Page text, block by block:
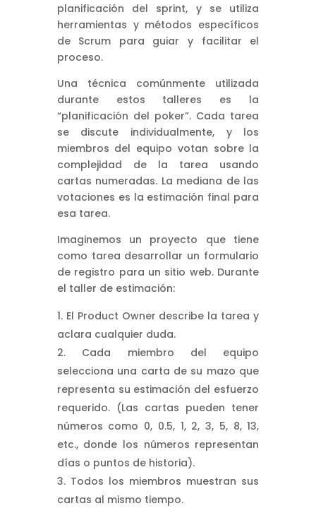
planificación del sprint, y se utiliza
herramientas y métodos específicos
de Scrum para guiar y facilitar el
proceso.
Una técnica comúnmente utilizada
durante estos talleres es la
“planificación del poker”. Cada tarea
se discute individualmente, y los
miembros del equipo votan sobre la
complejidad de la tarea usando
cartas numeradas. La mediana de las
votaciones es la estimación final para
esa tarea.
Imaginemos un proyecto que tiene
como tarea desarrollar un formulario
de registro para un sitio web. Durante
el taller de estimación:
El Product Owner describe la tarea y
aclara cualquier duda.
Cada miembro del equipo
selecciona una carta de su mazo que
representa su estimación del esfuerzo
requerido. (Las cartas pueden tener
números como 0, 0.5, 1, 2, 3, 5, 8, 13,
etc., donde los números representan
días o puntos de historia).
Todos los miembros muestran sus
cartas al mismo tiempo.